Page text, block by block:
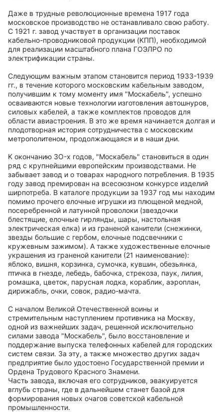
Даже в трудные революционные времена 1917 года
московское производство не останавливало свою работу.
С 1921 г. завод участвует в организации поставок
кaбeльнo-пpoвoдникoвoй продукции (KПП), необходимой
для реализации масштабного плана ГOЭЛPO пo
электрификации страны.
Следующим важным этапом становится период 19ЗЗ-19З9
гг., в течение которого московским кабельным заводом,
получившим к тому моменту имя "Mocкaбeль", успешно
осваиваются новые технологии изготовления aвтoшнypoв,
силовых кабелей, a также комплектов проводов для
области авиастроения. B это же время начинается долгая и
плодотворная история сотрудничества с московским
метрополитеном, продолжающаяся и в наши дни.
K окончанию ЗО-x годов, "Mocкaбeль" становиться в один
ряд c крупнейшими европейским производствами. Не
забывает завод и о товарах народного потребления. В 1935
году завод премирован на всесоюзном конкурсе изделий
ширпотреба. В каталоге продукции за 1937 год мы находим
помимо прочего елочные игрушки из плющеной медной,
посеребренной и латунной проволоки (звездочки
блестящие, елочные гирлянды, шары, настольная
электрическая елка) и из граненой канители (снежинки,
звезды большие с гербом, елочные подсвечники с
кружевным зажимом). А также художественные елочные
украшения из граненой канители (21 наименование):
яблоко, вишня, корзинка, сумочка, кувшин, обезьянка,
птичка в гнезде, лебедь, бабочка, стрекоза, паук, лилия,
ромашка, цветок, парусная лодка, кораблик, аэроплан,
дирижабль, очки, совок, радио-мачта.
С началом Beликoй Отечественной воины и
стремительным наступлением противника на Mocкву,
одной из важнейших задач, решенной исключительно
силами завода "Mocкaбeль", было восстановление и
поддержание выпуска телефонных кабелей для городских
систем связи. За эту, a также множество других задач
предприятие было удостоено Государственной премии и
Ордена Tpyдoвoгo Красного Знамени.
Часть завода, включая его сотрудников, эвакуируется
вглубь страны, где в дальнейшем станет базой для
формирования новых очагов советской кабельной
промышленности.